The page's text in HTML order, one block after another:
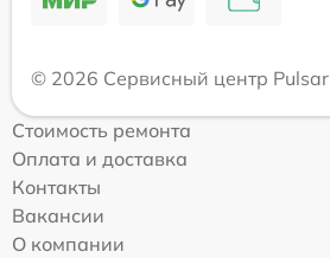
© 2026 Сервисный центр Pulsar
Стоимость ремонта
Оплата и доставка
Контакты
Вакансии
О компании